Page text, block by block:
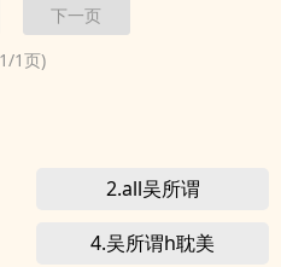
舞台就有多大。对...
下一页
/1页)
2.all吴所谓
4.吴所谓h耽美